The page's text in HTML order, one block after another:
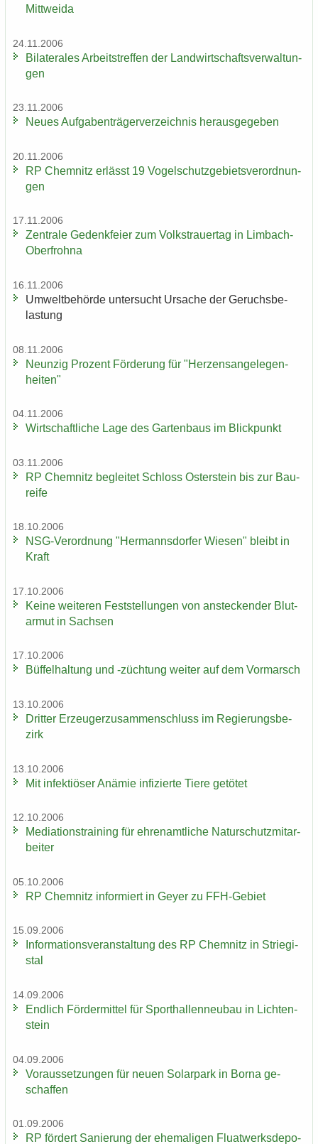
Mitt­wei­da
24.11.2006
Bi­la­te­ra­les Ar­beits­tref­fen der Land­wirt­schafts­ver­wal­tun­
gen
23.11.2006
Neues Auf­ga­ben­trä­ger­ver­zeich­nis her­aus­ge­ge­ben
20.11.2006
RP Chem­nitz er­lässt 19 Vo­gel­schutz­ge­biets­ver­ord­nun­
gen
17.11.2006
Zen­tra­le Ge­denk­fei­er zum Volks­trau­er­tag in Limbach-​
Oberfrohna
16.11.2006
Um­welt­be­hör­de un­ter­sucht Ur­sa­che der Ge­ruchs­be­
las­tung
08.11.2006
Neun­zig Pro­zent För­de­rung für "Her­zens­an­ge­le­gen­
hei­ten"
04.11.2006
Wirt­schaft­li­che Lage des Gar­ten­baus im Blick­punkt
03.11.2006
RP Chem­nitz be­glei­tet Schloss Os­ter­stein bis zur Bau­
rei­fe
18.10.2006
NSG-​Verordnung "Her­manns­dor­fer Wie­sen" bleibt in
Kraft
17.10.2006
Keine wei­te­ren Fest­stel­lun­gen von an­ste­cken­der Blut­
ar­mut in Sach­sen
17.10.2006
Büf­fel­hal­tung und -​züchtung wei­ter auf dem Vor­marsch
13.10.2006
Drit­ter Er­zeu­ger­zu­sam­men­schluss im Re­gie­rungs­be­
zirk
13.10.2006
Mit in­fek­tiö­ser An­ämie in­fi­zier­te Tiere ge­tö­tet
12.10.2006
Me­dia­ti­ons­trai­ning für eh­ren­amt­li­che Na­tur­schutz­mit­ar­
bei­ter
05.10.2006
RP Chem­nitz in­for­miert in Geyer zu FFH-​Gebiet
15.09.2006
In­for­ma­ti­ons­ver­an­stal­tung des RP Chem­nitz in Strie­gi­
stal
14.09.2006
End­lich För­der­mit­tel für Sport­hal­len­neu­bau in Lich­ten­
stein
04.09.2006
Vor­aus­set­zun­gen für neuen So­lar­park in Borna ge­
schaf­fen
01.09.2006
RP för­dert Sa­nie­rung der ehe­ma­li­gen Fluat­werks­de­po­